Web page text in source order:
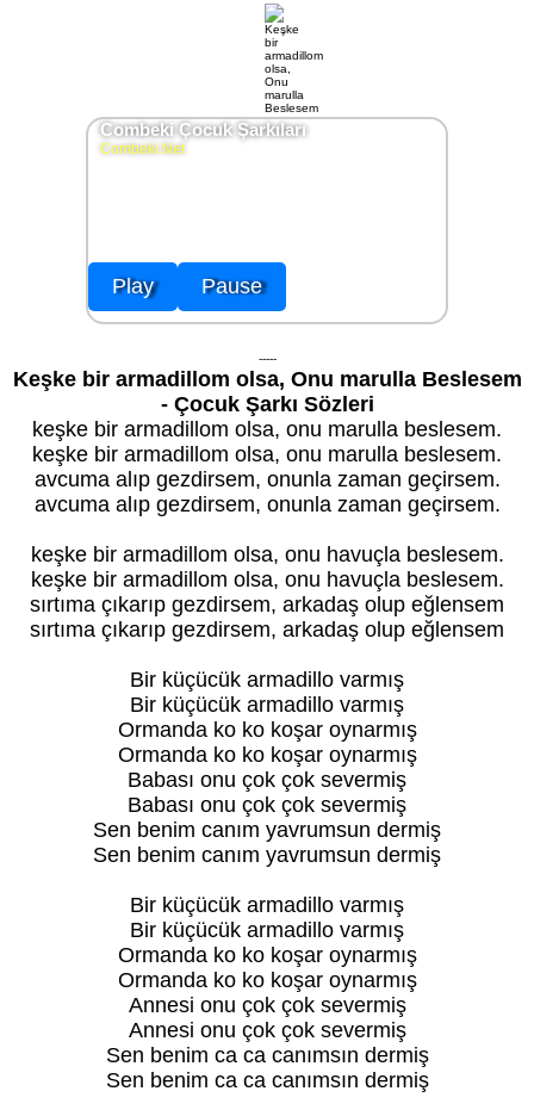
Combeki Çocuk Şarkıları
Combeki.Net
Play Pause
-----
Keşke bir armadillom olsa, Onu marulla Beslesem
- Çocuk Şarkı Sözleri
keşke bir armadillom olsa, onu marulla beslesem.
keşke bir armadillom olsa, onu marulla beslesem.
avcuma alıp gezdirsem, onunla zaman geçirsem.
avcuma alıp gezdirsem, onunla zaman geçirsem.
keşke bir armadillom olsa, onu havuçla beslesem.
keşke bir armadillom olsa, onu havuçla beslesem.
sırtıma çıkarıp gezdirsem, arkadaş olup eğlensem
sırtıma çıkarıp gezdirsem, arkadaş olup eğlensem
Bir küçücük armadillo varmış
Bir küçücük armadillo varmış
Ormanda ko ko koşar oynarmış
Ormanda ko ko koşar oynarmış
Babası onu çok çok severmiş
Babası onu çok çok severmiş
Sen benim canım yavrumsun dermiş
Sen benim canım yavrumsun dermiş
Bir küçücük armadillo varmış
Bir küçücük armadillo varmış
Ormanda ko ko koşar oynarmış
Ormanda ko ko koşar oynarmış
Annesi onu çok çok severmiş
Annesi onu çok çok severmiş
Sen benim ca ca canımsın dermiş
Sen benim ca ca canımsın dermiş